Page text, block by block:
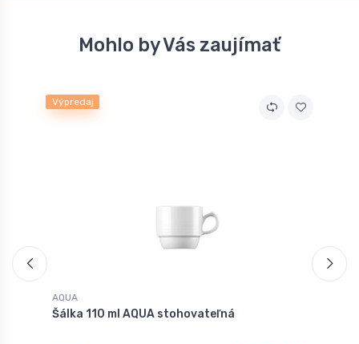
Mohlo by Vás zaujímať
Výpredaj
AQUA
Šálka 110 ml AQUA stohovateľná